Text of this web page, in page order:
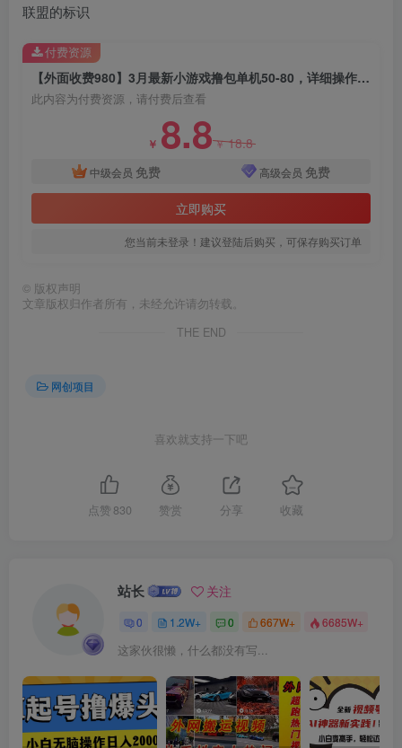
联盟的标识
【外面收费980】3月最新小游戏撸包单机50-80，详细操作教程
此内容为付费资源，请付费后查看
￥ 8.8￥18.8
中级会员 免费 高级会员 免费
立即购买
您当前未登录！建议登陆后购买，可保存购买订单
付费资源
© 版权声明
文章版权归作者所有，未经允许请勿转载。
THE END
网创项目
喜欢就支持一下吧
点赞 830 赞赏 分享 收藏
站长 关注
0 1.2W+ 0 667W+ 6685W+
这家伙很懒，什么都没有写...